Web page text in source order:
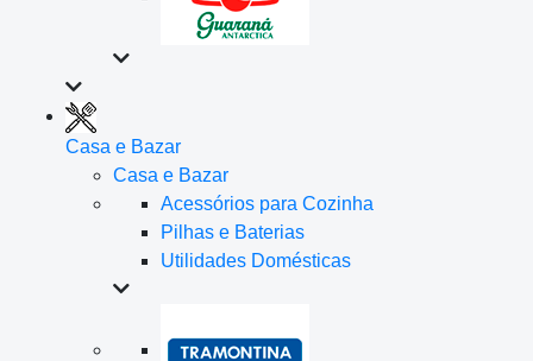
Casa e Bazar
Casa e Bazar
Acessórios para Cozinha
Pilhas e Baterias
Utilidades Domésticas